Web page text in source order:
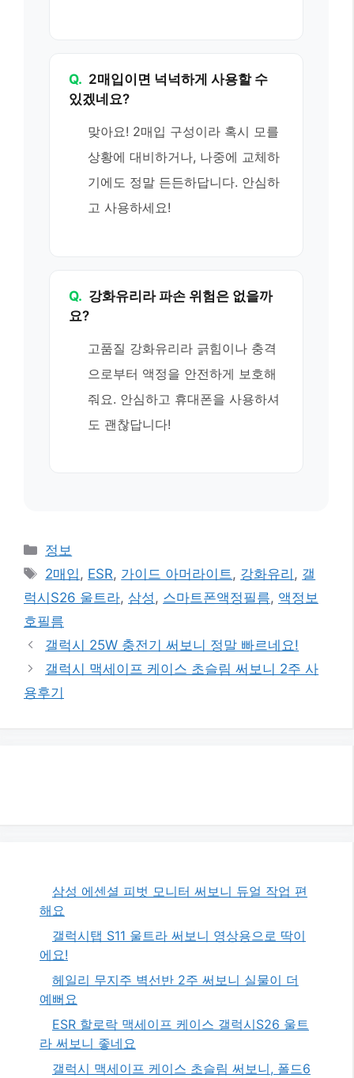
Q. 2매입이면 넉넉하게 사용할 수
있겠네요?
맞아요! 2매입 구성이라 혹시 모를
상황에 대비하거나, 나중에 교체하
기에도 정말 든든하답니다. 안심하
고 사용하세요!
Q. 강화유리라 파손 위험은 없을까
요?
고품질 강화유리라 긁힘이나 충격
으로부터 액정을 안전하게 보호해
줘요. 안심하고 휴대폰을 사용하셔
도 괜찮답니다!
카
테
리
정보
태
그
2매입, ESR, 가이드 아머라이트, 강화유리 , 갤
럭시S26 울트라, 삼성, 스마트폰액정필름, 액정보
호필름
갤럭시 25W 충전기 써보니 정말 빠르네요!
갤럭시 맥세이프 케이스 초슬림 써보니 2주 사
용후기
삼성 에센셜 피벗 모니터 써보니 듀얼 작업 편
해요
갤럭시탭 S11 울트라 써보니 영상용으로 딱이
에요!
헤일리 무지주 벽선반 2주 써보니 실물이 더
예뻐요
ESR 할로락 맥세이프 케이스 갤럭시S26 울트
라 써보니 좋네요
갤럭시 맥세이프 케이스 초슬림 써보니, 폴드6